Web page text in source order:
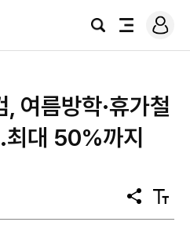
검
전
로
그
여름방학·휴가철
대 50%까지
공
유
텍
스